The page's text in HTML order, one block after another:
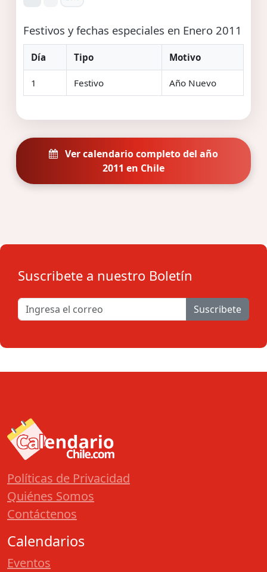
Festivos y fechas especiales en Enero 2011
Día Tipo Motivo
1 Festivo Año Nuevo
Ver calendario completo del año
2011 en Chile
Suscribete a nuestro Boletín
Suscribete
Políticas de Privacidad
Quiénes Somos
Contáctenos
Calendarios
Eventos